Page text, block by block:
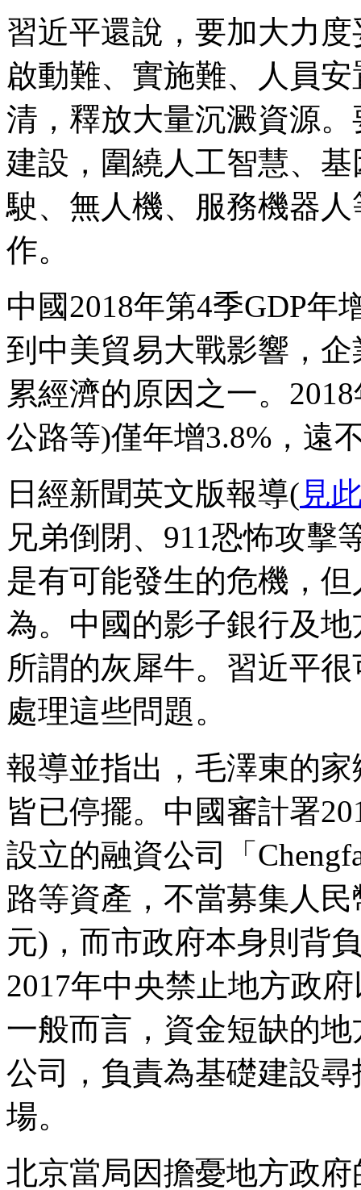
習近平還說，要加大力
啟動難、實施難、人員
清，釋放大量沉澱資源
建設，圍繞人工智慧、
駛、無人機、服務機器
作。
中國2018年第4季GDP年
到中美貿易大戰影響，
累經濟的原因之一。
公路等)僅年增3.8%，遠
日經新聞英文版報導( 見
兄弟倒閉、911恐怖攻擊
是有可能發生的危機，
為。中國的影子銀行及
所謂的灰犀牛。習近平
處理這些問題。
報導並指出，毛澤東的
皆已停擺。中國審計署
設立的融資公司「
路等資產，不當募集人
元)，而市政府本身則背
2017年中央禁止地方政
一般而言，資金短缺的
公司，負責為基礎建設
場。
北京當局因擔憂地方政